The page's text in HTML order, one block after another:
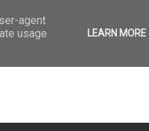
Δολοφονία Βρετανίδας
agent
usage
LEARN MORE